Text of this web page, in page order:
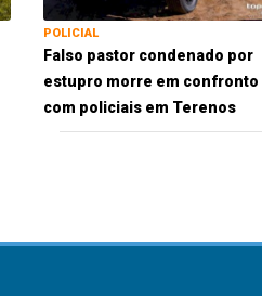
POLICIAL
Falso pastor condenado por
estupro morre em confronto
com policiais em Terenos